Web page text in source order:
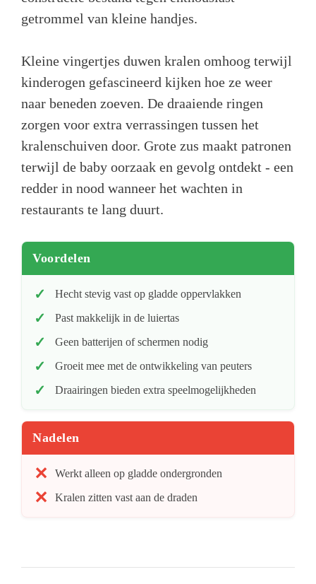
getrommel van kleine handjes.
Kleine vingertjes duwen kralen omhoog terwijl
kinderogen gefascineerd kijken hoe ze weer
naar beneden zoeven. De draaiende ringen
zorgen voor extra verrassingen tussen het
kralenschuiven door. Grote zus maakt patronen
terwijl de baby oorzaak en gevolg ontdekt - een
redder in nood wanneer het wachten in
restaurants te lang duurt.
Voordelen
Hecht stevig vast op gladde oppervlakken
Past makkelijk in de luiertas
Geen batterijen of schermen nodig
Groeit mee met de ontwikkeling van peuters
Draairingen bieden extra speelmogelijkheden
Nadelen
Werkt alleen op gladde ondergronden
Kralen zitten vast aan de draden